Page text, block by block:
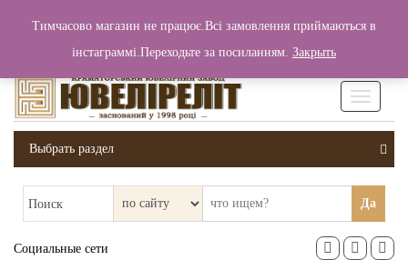
Вход / Регистрация 0 грн.
Выбрать раздел
Поиск Да
Социальные сети
Тимчасово магазин не працює.Всі замовлення приймаються в
інстаграммі.Переходьте за посиланням. Закрыть